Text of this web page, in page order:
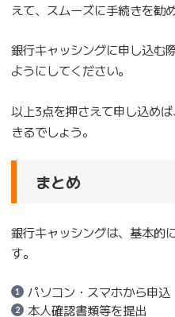
えて、スムーズに手続きを勧
銀行キャッシングに申し込む
ようにしてください。
以上3点を押さえて申し込め
きるでしょう。
まとめ
銀行キャッシングは、基本的
す。
パソコン・スマホから申込
本人確認書類等を提出